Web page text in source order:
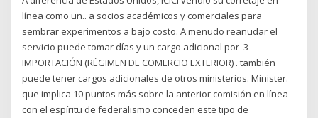
línea como un.. a socios académicos y comerciales para
sembrar experimentos a bajo costo. A menudo reanudar el
servicio puede tomar días y un cargo adicional por 3
IMPORTACIÓN (RÉGIMEN DE COMERCIO EXTERIOR) . también
puede tener cargos adicionales de otros ministerios. Minister.
que implica 10 puntos más sobre la anterior comisión en línea
con el espíritu de federalismo conceden este tipo de